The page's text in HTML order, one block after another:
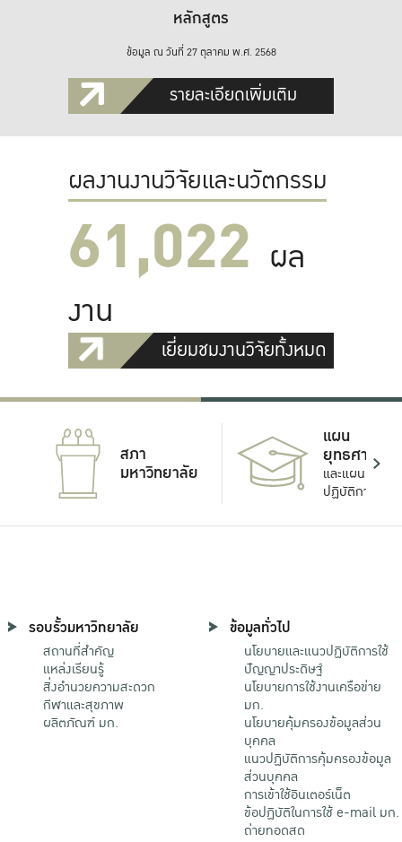
หลักสูตร
ข้อมูล ณ วันที่ 27 ตุลาคม พ.ศ. 2568
รายละเอียดเพิ่มเติม
ผลงานงานวิจัยและนวัตกรรม
61,022 ผล
งาน
เยี่ยมชมงานวิจัยทั้งหมด
สภา
มหาวิทยาลัย
แผน
ยุทธศาสตร์
และแผน
ปฏิบัติการ
รอบรั้วมหาวิทยาลัย
สถานที่สำคัญ
แหล่งเรียนรู้
สิ่งอำนวยความสะดวก
กีฬาและสุขภาพ
ผลิตภัณฑ์ มก.
ข้อมูลทั่วไป
นโยบายและแนวปฏิบัติการใช้
ปัญญาประดิษฐ์
นโยบายการใช้งานเครือข่าย
มก.
นโยบายคุ้มครองข้อมูลส่วน
บุคคล
แนวปฏิบัติการคุ้มครองข้อมูล
ส่วนบุคคล
การเข้าใช้อินเตอร์เน็ต
ข้อปฏิบัติในการใช้ e-mail มก.
ถ่ายทอดสด